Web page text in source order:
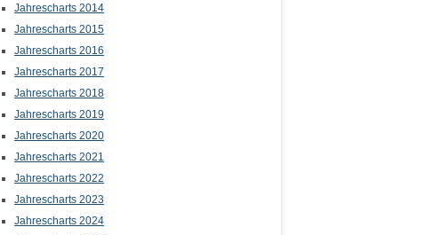
Jahrescharts 2014
Jahrescharts 2015
Jahrescharts 2016
Jahrescharts 2017
Jahrescharts 2018
Jahrescharts 2019
Jahrescharts 2020
Jahrescharts 2021
Jahrescharts 2022
Jahrescharts 2023
Jahrescharts 2024